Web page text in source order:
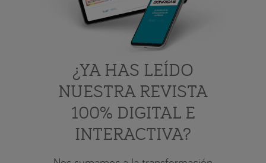
¿YA HAS LEÍDO
NUESTRA REVISTA
100% DIGITAL E
INTERACTIVA?